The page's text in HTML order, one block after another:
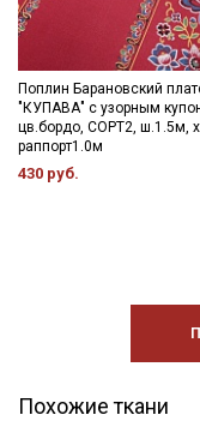
Поплин Барановский
"КУПАВА" с узорным
цв.бордо, СОРТ2, ш.1.5м,
раппорт1.0м
430 руб.
Похожие ткани